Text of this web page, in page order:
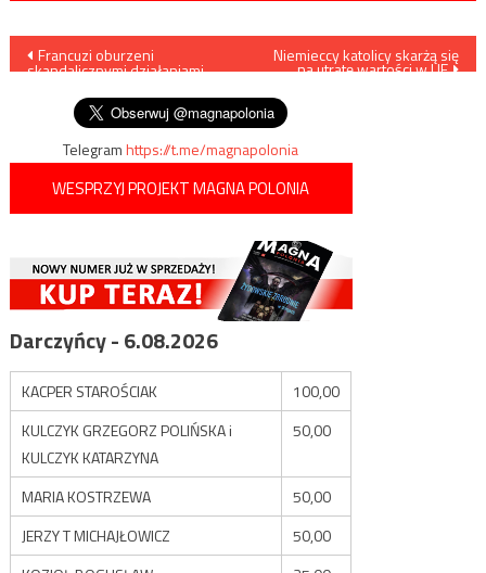
Nawigacja
wpisu
Francuzi oburzeni
skandalicznymi działaniami
Niemieccy katolicy skarżą się
na utratę wartości w UE
Telegramhttps://t.me/magnapolonia
WESPRZYJ PROJEKT MAGNA POLONIA
Darczyńcy - 6.08.2026
KACPER STAROŚCIAK
100,00
KULCZYK GRZEGORZ POLIŃSKA i
KULCZYK KATARZYNA
50,00
MARIA KOSTRZEWA
50,00
JERZY T MICHAJŁOWICZ
50,00